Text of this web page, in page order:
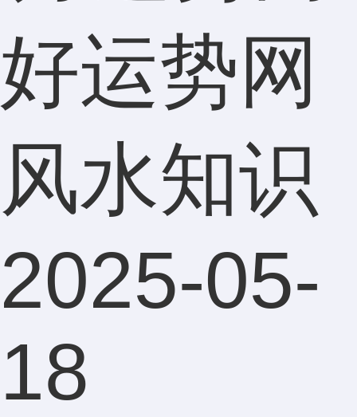
好运势网
风水知识
2025-05-
18